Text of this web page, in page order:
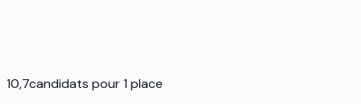
10,7candidats pour 1 place